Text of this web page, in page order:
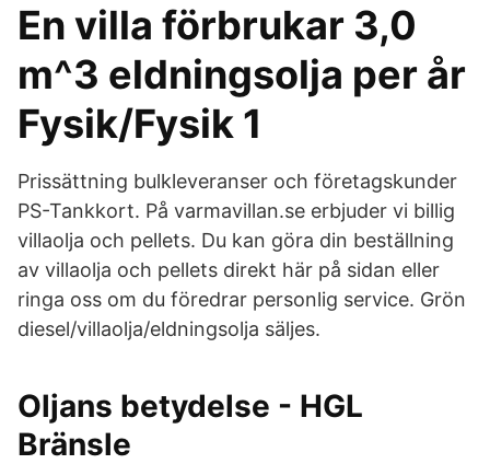
En villa förbrukar 3,0
m^3 eldningsolja per år
Fysik/Fysik 1
Prissättning bulkleveranser och företagskunder
PS-Tankkort. På varmavillan.se erbjuder vi billig
villaolja och pellets. Du kan göra din beställning
av villaolja och pellets direkt här på sidan eller
ringa oss om du föredrar personlig service. Grön
diesel/villaolja/eldningsolja säljes.
Oljans betydelse - HGL
Bränsle